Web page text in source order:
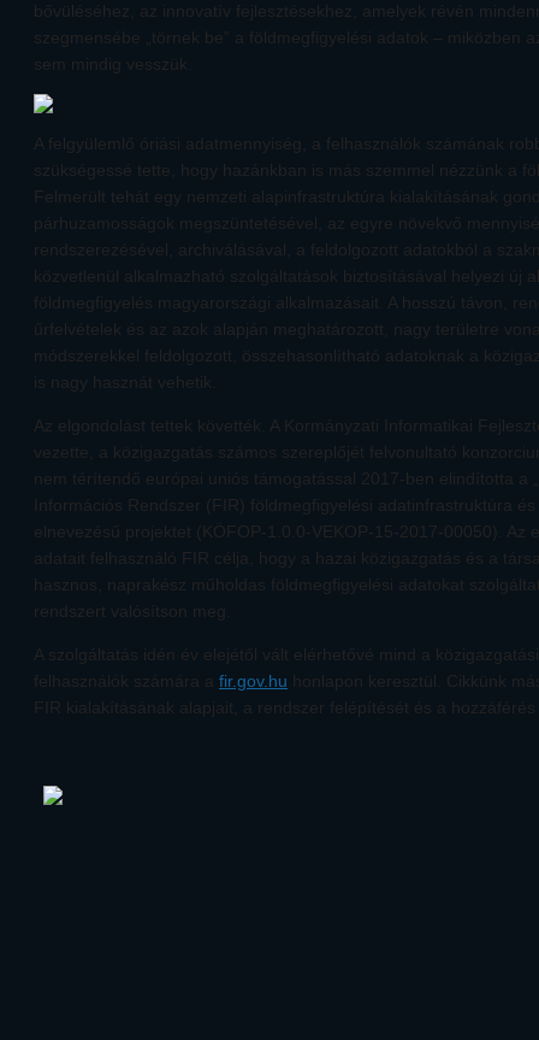
bővüléséhez, az innovatív fejlesztésekhez, amelyek révén
szegmensébe „törnek be” a földmegfigyelési adatok – miközben
sem mindig vesszük.
A felgyülemlő óriási adatmennyiség, a felhasználók számának
szükségessé tette, hogy hazánkban is más szemmel nézzünk a
Felmerült tehát egy nemzeti alapinfrastruktúra kialakításának
párhuzamosságok megszüntetésével, az egyre növekvő
rendszerezésével, archiválásával, a feldolgozott adatokból a
közvetlenül alkalmazható szolgáltatások biztosításával helyezi új
földmegfigyelés magyarországi alkalmazásait. A hosszú távon,
űrfelvételek és az azok alapján meghatározott, nagy területre
módszerekkel feldolgozott, összehasonlítható adatoknak a
is nagy hasznát vehetik.
Az elgondolást tettek követték. A Kormányzati Informatikai
vezette, a közigazgatás számos szereplőjét felvonultató
nem térítendő európai uniós támogatással 2017-ben elindította a
Információs Rendszer (FIR) földmegfigyelési adatinfrastruktúra
elnevezésű projektet (KÖFOP-1.0.0-VEKOP-15-2017-00050). Az
adatait felhasználó FIR célja, hogy a hazai közigazgatás és a
hasznos, naprakész műholdas földmegfigyelési adatokat
rendszert valósítson meg.
A szolgáltatás idén év elejétől vált elérhetővé mind a
felhasználók számára a fir.gov.hu honlapon keresztül. Cikkünk
FIR kialakításának alapjait, a rendszer felépítését és a